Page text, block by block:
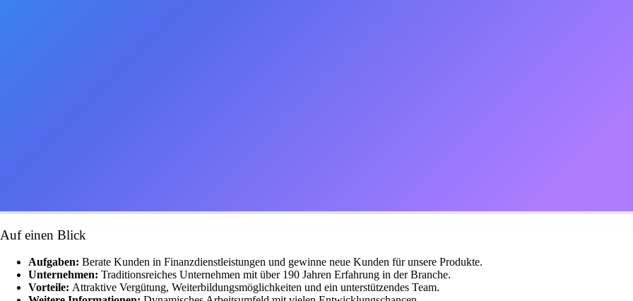
Auf einen Blick
Aufgaben: Berate Kunden in Finanzdienstleistungen und gewinne neue Kunden für unsere Produkte.
Unternehmen: Traditionsreiches Unternehmen mit über 190 Jahren Erfahrung in der Branche.
Vorteile: Attraktive Vergütung, Weiterbildungsmöglichkeiten und ein unterstützendes Team.